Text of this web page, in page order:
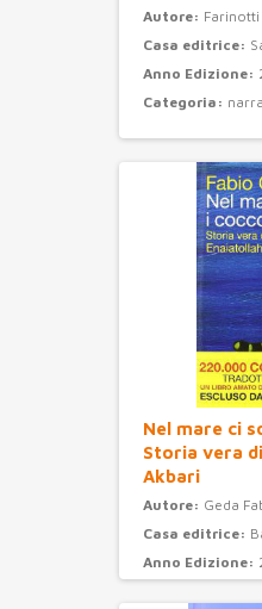
Autore:
Casa editrice:
Anno Edizione:
Categoria:
Nel mare ci
Storia vera
Akbari
Autore: Geda
Casa editrice:
Anno Edizione: